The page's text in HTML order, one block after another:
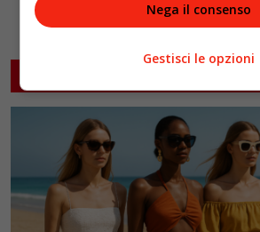
Nega il consenso
Gestisci le opzioni